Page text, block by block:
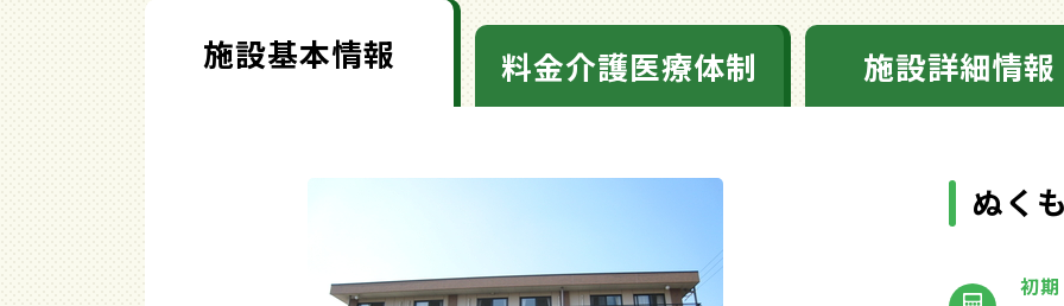
施設基本情報 料金介護医療体制 施設詳細情報
ぬく
初期